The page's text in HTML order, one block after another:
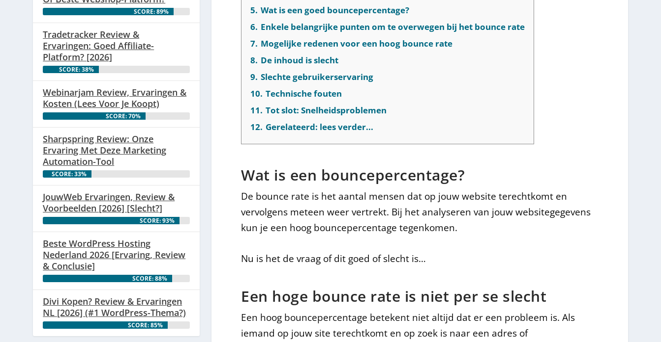
5. Wat is een goed bouncepercentage?
6. Enkele belangrijke punten om te overwegen bij het bounce rate
7. Mogelijke redenen voor een hoog bounce rate
8. De inhoud is slecht
9. Slechte gebruikerservaring
10. Technische fouten
11. Tot slot: Snelheidsproblemen
12. Gerelateerd: lees verder...
Wat is een bouncepercentage?
De bounce rate is het aantal mensen dat op jouw website terechtkomt en
vervolgens meteen weer vertrekt. Bij het analyseren van jouw websitegegevens
kun je een hoog bouncepercentage tegenkomen.
Nu is het de vraag of dit goed of slecht is…
Een hoge bounce rate is niet per se slecht
Een hoog bouncepercentage betekent niet altijd dat er een probleem is. Als
iemand op jouw site terechtkomt en op zoek is naar een adres of
SCORE: 89%
Tradetracker Review &
Ervaringen: Goed Affiliate-
Platform? [2026]
SCORE: 38%
Webinarjam Review, Ervaringen &
Kosten (Lees Voor Je Koopt)
SCORE: 70%
Sharpspring Review: Onze
Ervaring Met Deze Marketing
Automation-Tool
SCORE: 33%
JouwWeb Ervaringen, Review &
Voorbeelden [2026] [Slecht?]
SCORE: 93%
Beste WordPress Hosting
Nederland 2026 [Ervaring, Review
& Conclusie]
SCORE: 88%
Divi Kopen? Review & Ervaringen
NL [2026] (#1 WordPress-Thema?)
SCORE: 85%